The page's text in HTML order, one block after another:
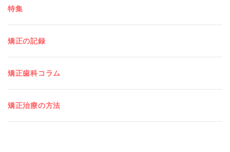
特集
矯正の記録
矯正歯科コラム
矯正治療の方法